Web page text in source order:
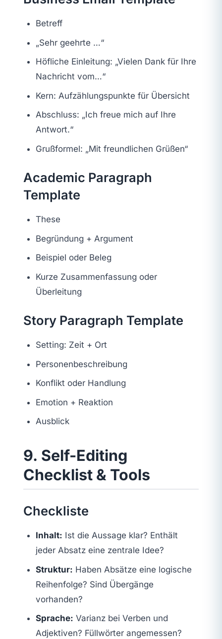
Betreff
„Sehr geehrte …“
Höfliche Einleitung: „Vielen Dank für Ihre
Nachricht vom…“
Kern: Aufzählungspunkte für Übersicht
Abschluss: „Ich freue mich auf Ihre
Antwort.“
Grußformel: „Mit freundlichen Grüßen“
Academic Paragraph
Template
These
Begründung + Argument
Beispiel oder Beleg
Kurze Zusammenfassung oder
Überleitung
Story Paragraph Template
Setting: Zeit + Ort
Personenbeschreibung
Konflikt oder Handlung
Emotion + Reaktion
Ausblick
9. Self-Editing
Checklist & Tools
Checkliste
Inhalt: Ist die Aussage klar? Enthält
jeder Absatz eine zentrale Idee?
Struktur: Haben Absätze eine logische
Reihenfolge? Sind Übergänge
vorhanden?
Sprache: Varianz bei Verben und
Adjektiven? Füllwörter angemessen?